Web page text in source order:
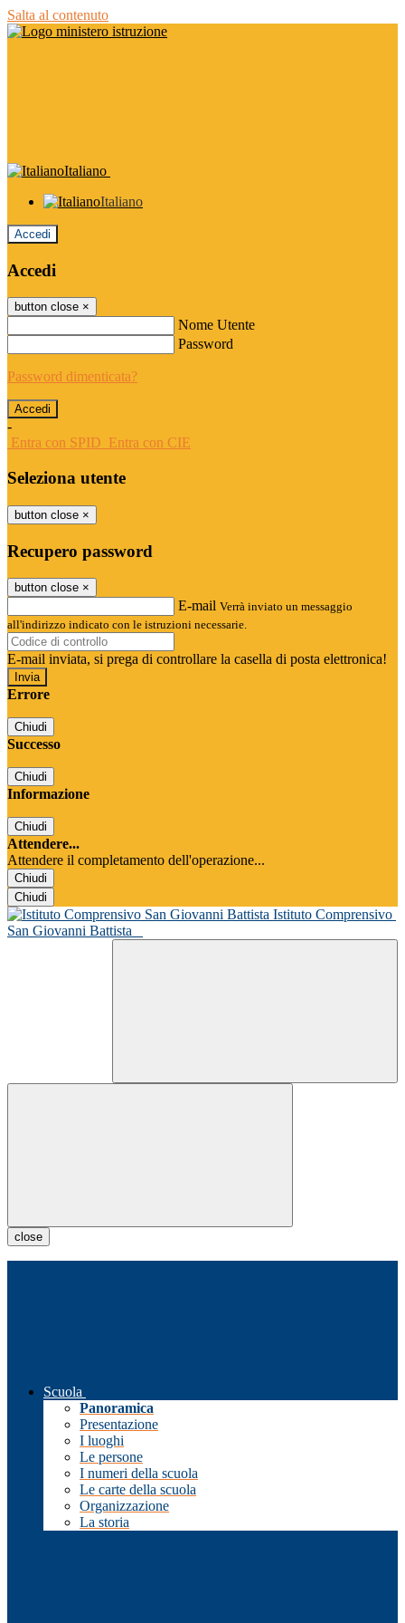
Salta al contenuto
Italiano
Italiano
Accedi
Accedi
button close ×
Nome Utente
Password
Password dimenticata?
-
Entra con SPID Entra con CIE
Seleziona utente
button close ×
Recupero password
button close ×
E-mail Verrà inviato un messaggio
all'indirizzo indicato con le istruzioni necessarie.
E-mail inviata, si prega di controllare la casella di posta elettronica!
Errore
Chiudi
Successo
Chiudi
Informazione
Chiudi
Attendere...
Attendere il completamento dell'operazione...
Chiudi
Chiudi
Istituto Comprensivo
San Giovanni Battista
close
Scuola
Panoramica
Presentazione
I luoghi
Le persone
I numeri della scuola
Le carte della scuola
Organizzazione
La storia